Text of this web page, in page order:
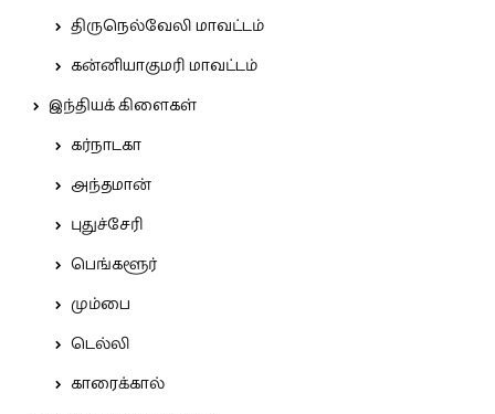
திருநெல்வேலி மாவட்டம்
கன்னியாகுமரி மாவட்டம்
இந்தியக் கிளைகள்
கர்நாடகா
அந்தமான்
புதுச்சேரி
பெங்களூர்
மும்பை
டெல்லி
காரைக்கால்